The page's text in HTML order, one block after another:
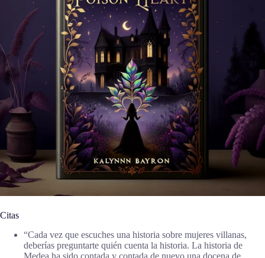
Citas
“Cada vez que escuches una historia sobre mujeres villanas,
deberías preguntarte quién cuenta la historia. La historia de
Medea ha sido contada y contada de nuevo una docena de